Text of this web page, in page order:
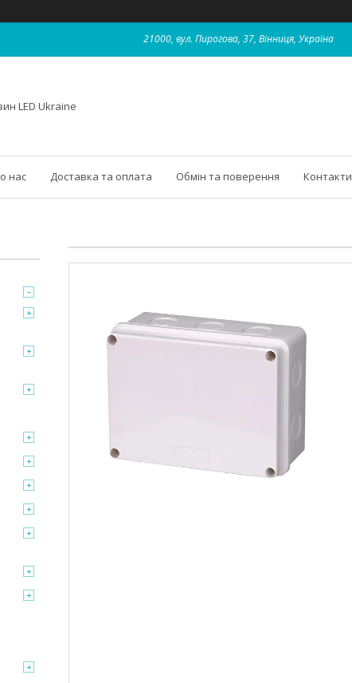
21000, вул. Пирогова, 37, Вінниця, Україна
LED Ukraine
нас Доставка та оплата Обмін та поверення Контакти